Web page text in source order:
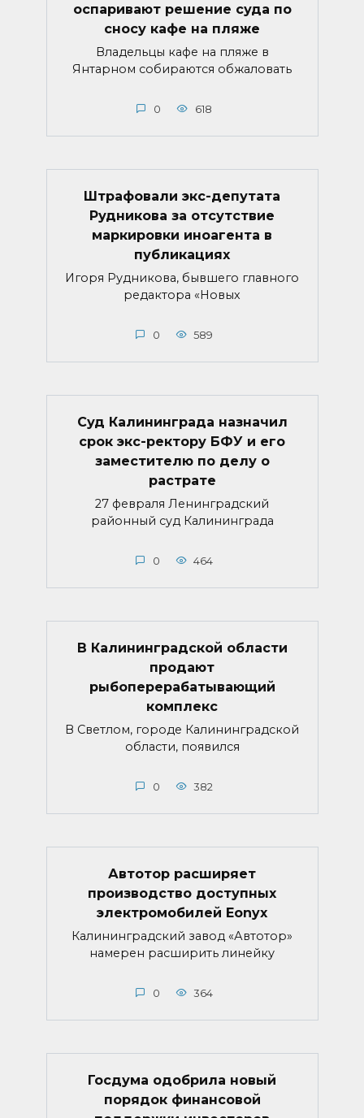
оспаривают решение суда по
сносу кафе на пляже
Владельцы кафе на пляже в
Янтарном собираются обжаловать
0 618
Штрафовали экс-депутата
Рудникова за отсутствие
маркировки иноагента в
публикациях
Игоря Рудникова, бывшего главного
редактора «Новых
0 589
Суд Калининграда назначил
срок экс-ректору БФУ и его
заместителю по делу о
растрате
27 февраля Ленинградский
районный суд Калининграда
0 464
В Калининградской области
продают
рыбоперерабатывающий
комплекс
В Светлом, городе Калининградской
области, появился
0 382
Автотор расширяет
производство доступных
электромобилей Eonyx
Калининградский завод «Автотор»
намерен расширить линейку
0 364
Госдума одобрила новый
порядок финансовой